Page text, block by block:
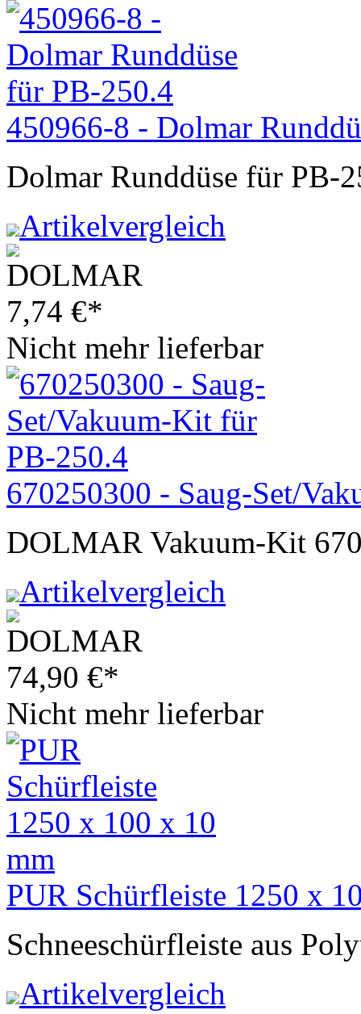
450966-8 - Dolmar
Dolmar Runddüse für PB-
Artikelvergleich
7,74 €*
Nicht mehr lieferbar
670250300 - Saug-Set/
DOLMAR Vakuum-Kit
Artikelvergleich
74,90 €*
Nicht mehr lieferbar
PUR Schürfleiste 1250 x
Schneeschürfleiste aus
Artikelvergleich